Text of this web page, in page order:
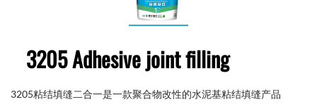
3205 Adhesive joint filling
3205粘结填缝二合一是一款聚合物改性的水泥基粘结填缝产品